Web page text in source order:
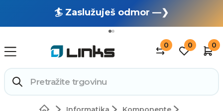
🏄 Zaslužuješ odmor —❯
🔥 OUTLET: TOTALNA RASPRODAJA —❯
0 0 0